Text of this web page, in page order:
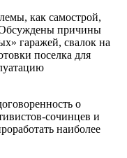
как самострой,
Обсуждены причины
гаражей, свалок на
поселка для
о
сочинцев и
наиболее